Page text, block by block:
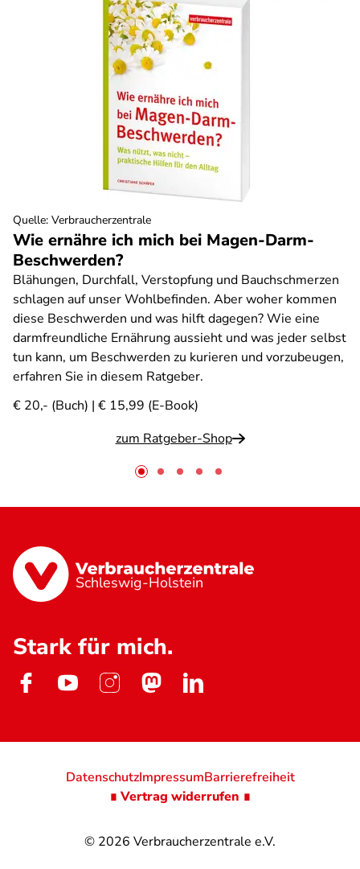
Wie ernähre ich mich bei Magen-Darm-
Beschwerden?
Blähungen, Durchfall, Verstopfung und Bauchschmerzen
schlagen auf unser Wohlbefinden. Aber woher kommen
diese Beschwerden und was hilft dagegen? Wie eine
darmfreundliche Ernährung aussieht und was jeder selbst
tun kann, um Beschwerden zu kurieren und vorzubeugen,
erfahren Sie in diesem Ratgeber.
€ 20,- (Buch) | € 15,99 (E-Book)
zum Ratgeber-Shop
Quelle: Verbraucherzentrale
Schleswig-Holstein
Stark für mich.
© 2026 Verbraucherzentrale e.V.
DatenschutzImpressumBarrierefreiheit
∎ Vertrag widerrufen ∎